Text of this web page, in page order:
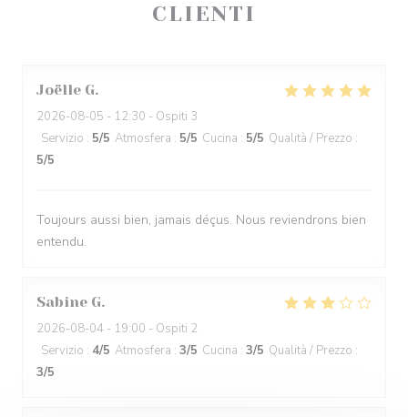
CLIENTI
Joëlle G
2026-08-05 - 12:30 - Ospiti 3
Servizio : 5/5 Atmosfera : 5/5 Cucina : 5/5 Qualità / Prezzo :
5/5
Toujours aussi bien, jamais déçus. Nous reviendrons bien
entendu.
Sabine G
2026-08-04 - 19:00 - Ospiti 2
Servizio : 4/5 Atmosfera : 3/5 Cucina : 3/5 Qualità / Prezzo :
3/5